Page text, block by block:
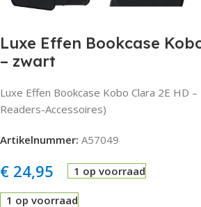
Luxe Effen Bookcase
– zwart
Luxe Effen Bookcase Kobo Clara 2E HD
Readers-Accessoires)
Artikelnummer: A57049
€ 24,95 1 op voorraad
1 op voorraad